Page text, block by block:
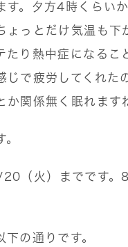
。夕方4時くらい
ょっとだけ気温も下
り熱中症になるこ
で疲労してくれた
か関係無く眠れます
（火）までです。
の通りです。